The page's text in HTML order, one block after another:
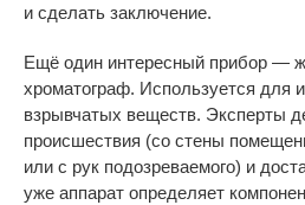
и сделать заключение.
Ещё один интересный прибор —
хроматограф. Используется для
взрывчатых веществ. Эксперты
происшествия (со стены
или с рук подозреваемого) и
уже аппарат определяет